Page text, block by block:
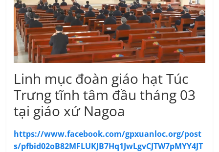
Linh mục đoàn giáo hạt Túc
Trưng tĩnh tâm đầu tháng 03
tại giáo xứ Nagoa
https://www.facebook.com/gpxuanloc.org/post
s/pfbid02oB82MFLUKJB7Hq1JwLgvCJTW7pMYY4JT